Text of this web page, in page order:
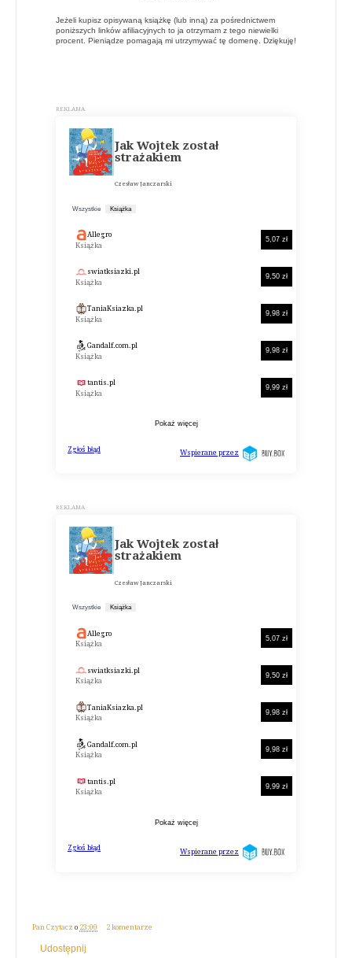
Jeżeli kupisz opisywaną książkę (lub inną) za pośrednictwem
poniższych linków afiliacyjnych to ja otrzymam z tego niewielki
procent. Pieniądze pomagają mi utrzymywać tę domenę. Dziękuję!
Pan Czytacz o 23:00 2 komentarze
Udostępnij